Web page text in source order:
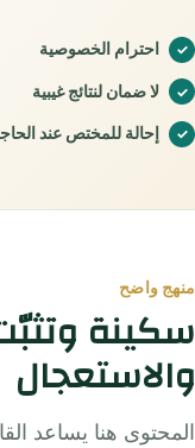
احترام الخصوصية
لا ضمان لنتائج غيبية
إحالة للمختص عند
منهج واضح
سكينة
والاستعجال
المحتوى هنا يساعد